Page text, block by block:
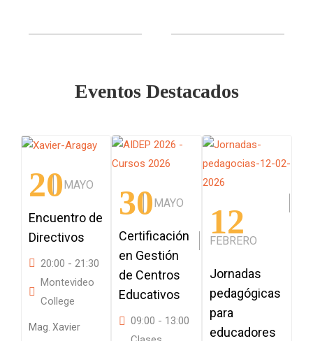
Eventos Destacados
20MAYO
Encuentro de
Directivos
20:00 - 21:30
Montevideo
College
Mag. Xavier
30MAYO
Certificación
en Gestión
de Centros
Educativos
09:00 - 13:00
12
FEBRERO
Jornadas
pedagógicas
para
educadores